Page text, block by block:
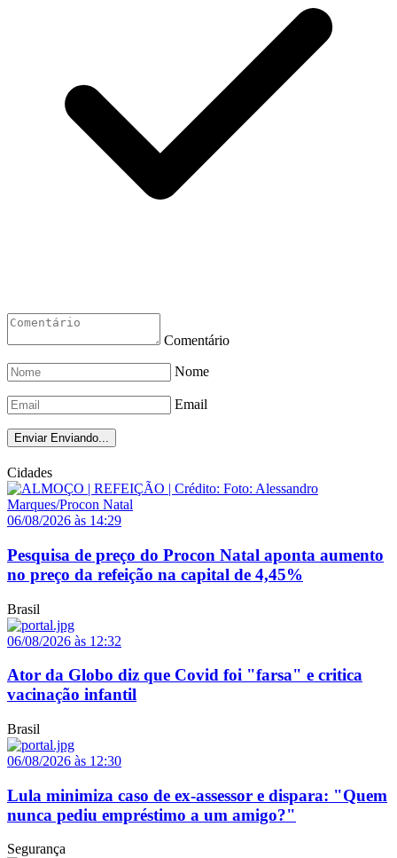
Comentário
Nome
Email
Enviar Enviando...
Cidades
06/08/2026 às 14:29
Pesquisa de preço do Procon Natal aponta aumento
no preço da refeição na capital de 4,45%
Brasil
06/08/2026 às 12:32
Ator da Globo diz que Covid foi "farsa" e critica
vacinação infantil
Brasil
06/08/2026 às 12:30
Lula minimiza caso de ex-assessor e dispara: "Quem
nunca pediu empréstimo a um amigo?"
Segurança